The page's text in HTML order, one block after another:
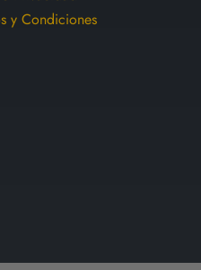
y Condiciones